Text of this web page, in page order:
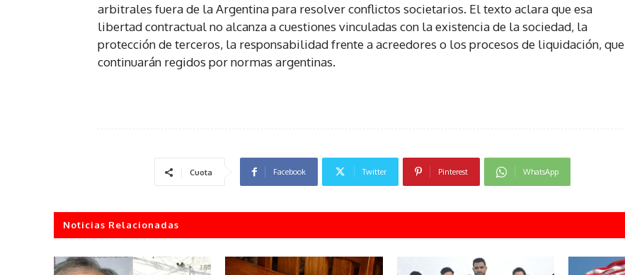
arbitrales fuera de la Argentina para resolver conflictos societarios. El texto aclara que esa
libertad contractual no alcanza a cuestiones vinculadas con la existencia de la sociedad, la
protección de terceros, la responsabilidad frente a acreedores o los procesos de liquidación, que
continuarán regidos por normas argentinas.
Cuota Facebook Twitter Pinterest WhatsApp
Noticias Relacionadas